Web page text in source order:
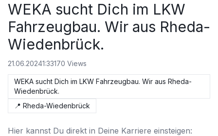
WEKA sucht Dich im LKW
Fahrzeugbau. Wir aus Rheda-
Wiedenbrück.
21.06.20241:33170 Views
WEKA sucht Dich im LKW Fahrzeugbau. Wir aus Rheda-
Wiedenbrück.
📍 Rheda-Wiedenbrück
Hier kannst Du direkt in Deine Karriere einsteigen: